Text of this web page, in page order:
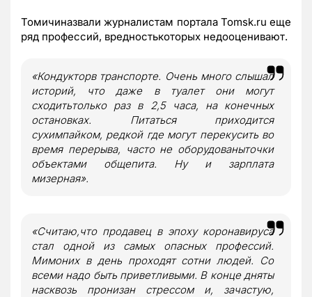
Томичиназвали журналистам портала Tomsk.ru еще
ряд профессий, вредностькоторых недооценивают.
«Кондукторв транспорте. Очень много слышал
историй, что даже в туалет они могут
сходитьтолько раз в 2,5 часа, на конечных
остановках. Питаться приходится
сухимпайком, редкой где могут перекусить во
время перерыва, часто не оборудованыточки
объектами общепита. Ну и зарплата
мизерная».
«Считаю,что продавец в эпоху коронавируса
стал одной из самых опасных профессий.
Мимоних в день проходят сотни людей. Со
всеми надо быть приветливыми. В конце дняты
насквозь пронизан стрессом и, зачастую,